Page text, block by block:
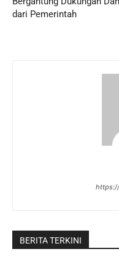
dari Pemerintah
BERITA TERKINI